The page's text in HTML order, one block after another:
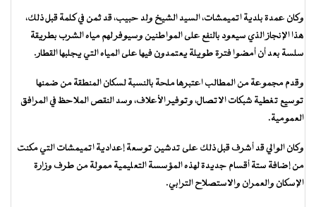
وكان عمدة بلدية اتميمشات، السيد الشيخ ولد حبيب، قد ثمن في كلمة قبل ذلك،
هذا الإنجاز الذي سيعود بالنفع على المواطنين وسيوفر لهم مياه الشرب بطريقة
سلسة بعد أن أمضوا فترة طويلة يعتمدون فيها على المياه التي يجلبها القطار.
وقدم مجموعة من المطالب اعتبرها ملحة بالنسبة لسكان المنطقة من ضمنها
توسيع تغطية شبكات الاتصال، وتوفير الأعلاف، وسد النقص الملاحظ في المرافق
العمومية.
وكان الوالي قد أشرف قبل ذلك على تدشين توسعة إعدادية اتميمشات التي مكنت
من إضافة ستة أقسام جديدة لهذه المؤسسة التعليمية ممولة من طرف وزارة
الإسكان والعمران والاستصلاح الترابي.